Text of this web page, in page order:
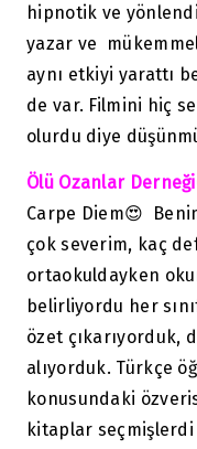
hipnotik ve
yazar ve
aynı etkiyi yarattı
de var. Filmini hiç
olurdu diye
Ölü Ozanlar Derneği
Carpe Diem😍
çok severim, kaç
ortaokuldayken
belirliyordu her
özet çıkarıyorduk,
alıyorduk. Türkçe
konusundaki
kitaplar